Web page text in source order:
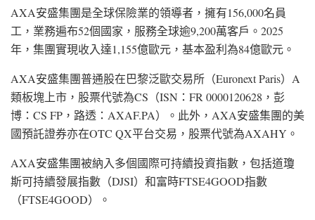
AXA安盛集團是全球保險業的領導者，擁有156,000名員
工，業務遍布52個國家，服務全球逾9,200萬客戶。2025
年，集團實現收入達1,155億歐元，基本盈利為84億歐元。
AXA安盛集團普通股在巴黎泛歐交易所（Euronext Paris）A
類板塊上市，股票代號為CS（ISN：FR 0000120628，彭
博：CS FP，路透：AXAF.PA）。此外，AXA安盛集團的美
國預託證券亦在OTC QX平台交易，股票代號為AXAHY。
AXA安盛集團被納入多個國際可持續投資指數，包括道瓊
斯可持續發展指數（DJSI）和富時FTSE4GOOD指數
（FTSE4GOOD）。